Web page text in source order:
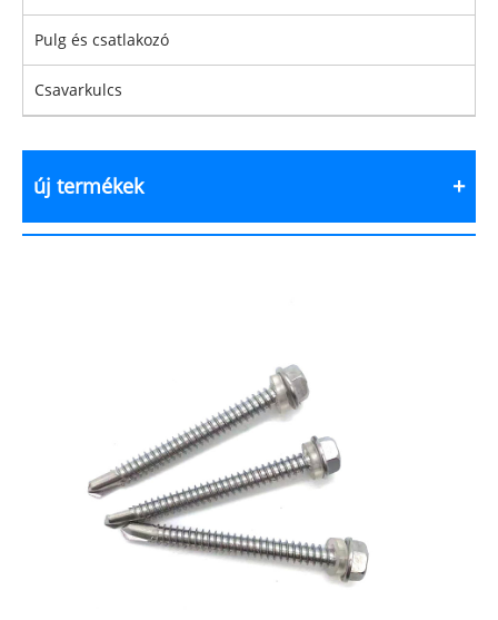
Pulg és csatlakozó
Csavarkulcs
új termékek